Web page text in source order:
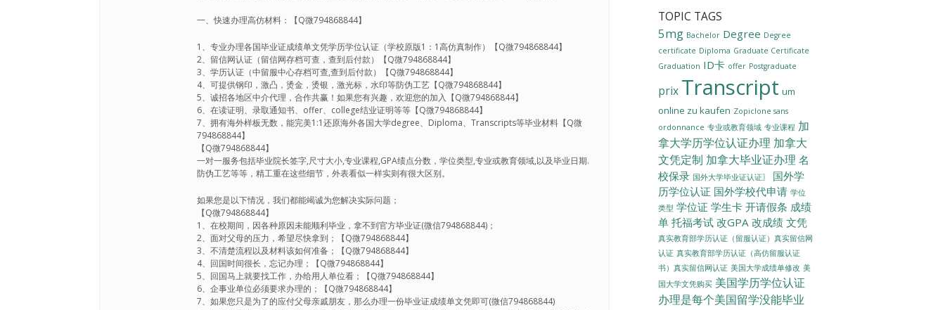
一、快速办理高仿材料：【Q微794868844】
1、专业办理各国毕业证成绩单文凭学历学位认证（学校原版1：1高仿真制作）【Q微794868844】
2、留信网认证（留信网存档可查，查到后付款）【Q微794868844】
3、学历认证（中留服中心存档可查,查到后付款）【Q微794868844】
4、可提供钢印，激凸，烫金，烫银，激光标，水印等防伪工艺【Q微794868844】
5、诚招各地区中介代理，合作共赢！如果您有兴趣，欢迎您的加入【Q微794868844】
6、在读证明、录取通知书、offer、college结业证明等等【Q微794868844】
7、拥有海外样板无数，能完美1:1还原海外各国大学degree、Diploma、Transcripts等毕业材料【Q微
794868844】
【Q微794868844】
一对一服务包括毕业院长签字,尺寸大小,专业课程,GPA绩点分数，学位类型,专业或教育领域,以及毕业日期.
防伪工艺等等，精工重在这些细节，外表看似一样实则有很大区别。
如果您是以下情况，我们都能竭诚为您解决实际问题；
【Q微794868844】
1、在校期间，因各种原因未能顺利毕业，拿不到官方毕业证(微信794868844)；
2、面对父母的压力，希望尽快拿到；【Q微794868844】
3、不清楚流程以及材料该如何准备；【Q微794868844】
4、回国时间很长，忘记办理；【Q微794868844】
5、回国马上就要找工作，办给用人单位看；【Q微794868844】
6、企事业单位必须要求办理的；【Q微794868844】
7、如果您只是为了的应付父母亲戚朋友，那么办理一份毕业证成绩单文凭即可(微信794868844)
TOPIC TAGS
5mg Bachelor Degree Degree
certificate Diploma Graduate Certificate
Graduation ID卡 offer Postgraduate
prix Transcript um
online zu kaufen Zopiclone sans
ordonnance 专业或教育领域 专业课程 加
拿大学历学位认证办理 加拿大
文凭定制 加拿大毕业证办理 名
校保录 国外大学毕业证认证〗
国外学
历学位认证 国外学校代申请 学位
类型 学位证 学生卡 开请假条 成绩
单 托福考试 改GPA 改成绩 文凭
真实教育部学历认证（留服认证）真实留信网
认证 真实教育部学历认证（高仿留服认证
书）真实留信网认证 美国大学成绩单修改 美
国大学文凭购买 美国学历学位认证
办理是每个美国留学没能毕业